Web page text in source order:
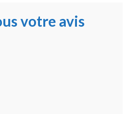
votre avis